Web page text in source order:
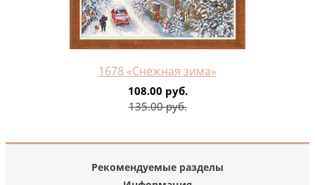
1678 «Снежная зима»
108.00 руб.
135.00 руб.
Рекомендуемые разделы